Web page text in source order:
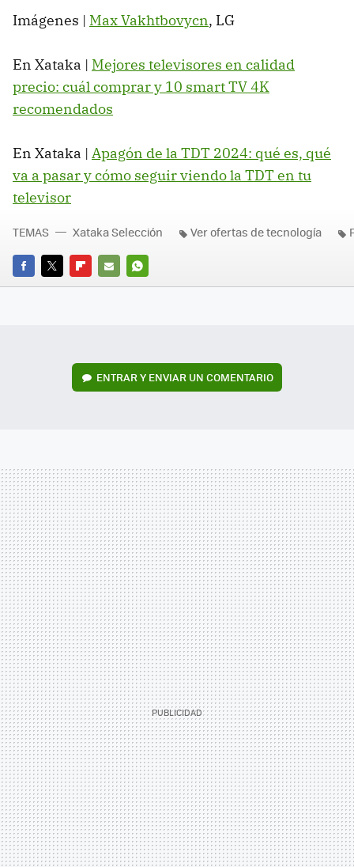
Imágenes | Max Vakhtbovycn, LG
En Xataka | Mejores televisores en calidad
precio: cuál comprar y 10 smart TV 4K
recomendados
En Xataka | Apagón de la TDT 2024: qué es, qué
va a pasar y cómo seguir viendo la TDT en tu
televisor
FACEBOOK
TWITTERFLIPBOARD
E-
WHATSAPP
TEMAS Xataka Selección Ver ofertas de tecnología
ENTRAR Y ENVIAR UN COMENTARIO